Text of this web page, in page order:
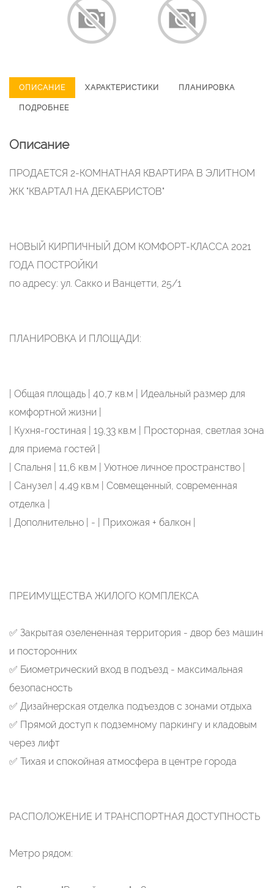
ОПИСАНИЕ ХАРАКТЕРИСТИКИ ПЛАНИРОВКА
ПОДРОБНЕЕ
Описание
ПРОДАЕТСЯ 2-КОМНАТНАЯ КВАРТИРА В ЭЛИТНОМ
ЖК "КВАРТАЛ НА ДЕКАБРИСТОВ"
НОВЫЙ КИРПИЧНЫЙ ДОМ КОМФОРТ-КЛАССА 2021
ГОДА ПОСТРОЙКИ
по адресу: ул. Сакко и Ванцетти, 25/1
ПЛАНИРОВКА И ПЛОЩАДИ:
| Общая площадь | 40,7 кв.м | Идеальный размер для
комфортной жизни |
| Кухня-гостиная | 19,33 кв.м | Просторная, светлая зона
для приема гостей |
| Спальня | 11,6 кв.м | Уютное личное пространство |
| Санузел | 4,49 кв.м | Совмещенный, современная
отделка |
| Дополнительно | - | Прихожая + балкон |
ПРЕИМУЩЕСТВА ЖИЛОГО КОМПЛЕКСА
✅ Закрытая озелененная территория - двор без машин
и посторонних
✅ Биометрический вход в подъезд - максимальная
безопасность
✅ Дизайнерская отделка подъездов с зонами отдыха
✅ Прямой доступ к подземному паркингу и кладовым
через лифт
✅ Тихая и спокойная атмосфера в центре города
РАСПОЛОЖЕНИЕ И ТРАНСПОРТНАЯ ДОСТУПНОСТЬ
Метро рядом: